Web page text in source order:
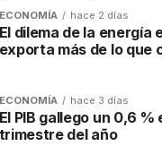
la futura
el secretario de
del Gobierno de
y
y portugués.
Atlántico concluyó
ECONOMÍA hace 2 días
El dilema de la energía
exporta más de lo que
ECONOMÍA hace 3 días
El PIB gallego un 0,6 %
trimestre del año